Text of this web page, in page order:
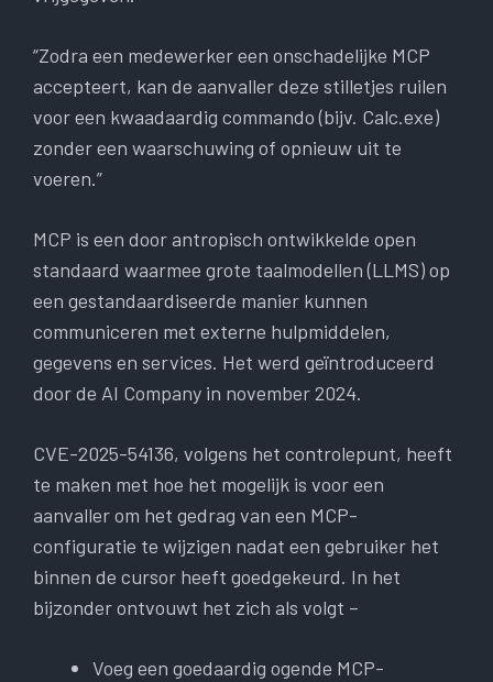
“Zodra een medewerker een onschadelijke MCP
accepteert, kan de aanvaller deze stilletjes ruilen
voor een kwaadaardig commando (bijv. Calc.exe)
zonder een waarschuwing of opnieuw uit te
voeren.”
MCP is een door antropisch ontwikkelde open
standaard waarmee grote taalmodellen (LLMS) op
een gestandaardiseerde manier kunnen
communiceren met externe hulpmiddelen,
gegevens en services. Het werd geïntroduceerd
door de AI Company in november 2024.
CVE-2025-54136, volgens het controlepunt, heeft
te maken met hoe het mogelijk is voor een
aanvaller om het gedrag van een MCP-
configuratie te wijzigen nadat een gebruiker het
binnen de cursor heeft goedgekeurd. In het
bijzonder ontvouwt het zich als volgt –
Voeg een goedaardig ogende MCP-